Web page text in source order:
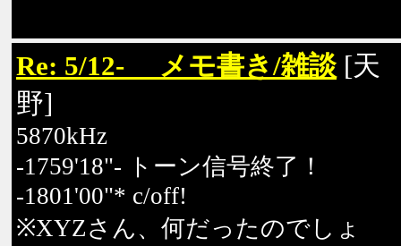
Re: 5/12- メモ書き/雑談 [天
野]
5870kHz
-1759'18"- トーン信号終了！
-1801'00"* c/off!
※XYZさん、何だったのでしょ